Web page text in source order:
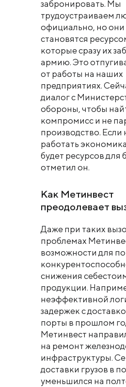
забронировать. Мы
трудоустраиваем
официально, но они
становятся
которые сразу их
армию. Это
от работы на наших
предприятиях.
диалог с
обороны, чтобы
компромисс и не
производство. Если
работать
будет ресурсов для
отметил он.
Как Метинвест
преодолевает
Даже при таких
проблемах
возможности для
снижения
продукции.
неэффективной
задержек с
порты в прошлом
Метинвест
на ремонт
инфраструктуры.
доставки грузов в
уменьшился на